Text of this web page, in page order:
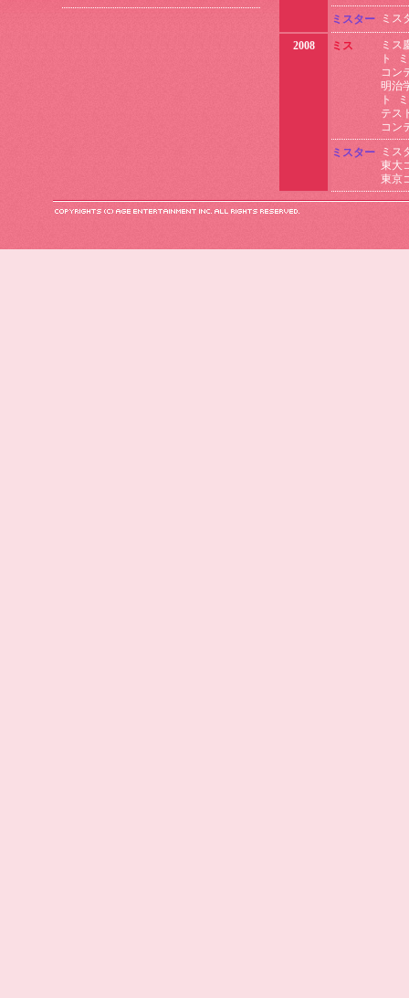
ミスター ミス
2008 ミス
ミス
ト
コン
明治
ト
テス
コン
ミスター
ミス
東大
東京